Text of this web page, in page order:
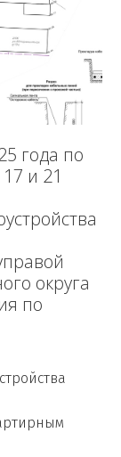
года по
и 21
округа
по